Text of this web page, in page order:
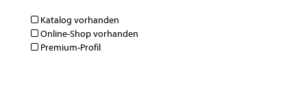
Katalog vorhanden
Online-Shop vorhanden
Premium-Profil